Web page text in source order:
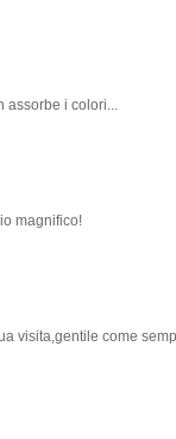
assorbe i colori...
magnifico!
visita,gentile come